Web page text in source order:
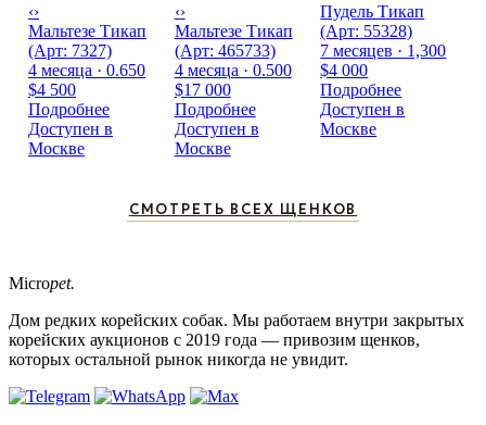
‹›
Мальтезе Тикап
(Арт: 7327)
4 месяца · 0.650
$4 500
Подробнее
Доступен в
Москве
‹›
Мальтезе Тикап
(Арт: 465733)
4 месяца · 0.500
$17 000
Подробнее
Доступен в
Москве
Пудель Тикап
(Арт: 55328)
7 месяцев · 1,300
$4 000
Подробнее
Доступен в
Москве
СМОТРЕТЬ ВСЕХ ЩЕНКОВ
Micropet.
Дом редких корейских собак. Мы работаем внутри закрытых
корейских аукционов с 2019 года — привозим щенков,
которых остальной рынок никогда не увидит.